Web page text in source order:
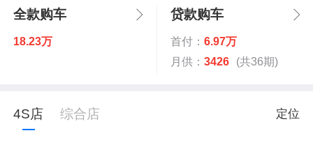
全款购车
18.23万
贷款购车
首付： 6.97万
月供： 3426 (共36期)
4S店 综合店 定位